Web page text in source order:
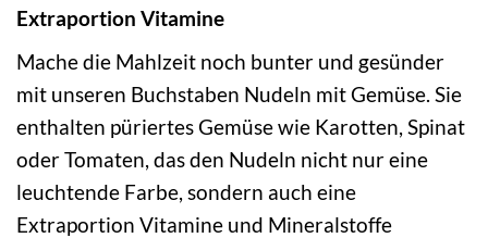
Extraportion Vitamine
Mache die Mahlzeit noch bunter und gesünder
mit unseren Buchstaben Nudeln mit Gemüse. Sie
enthalten püriertes Gemüse wie Karotten, Spinat
oder Tomaten, das den Nudeln nicht nur eine
leuchtende Farbe, sondern auch eine
Extraportion Vitamine und Mineralstoffe